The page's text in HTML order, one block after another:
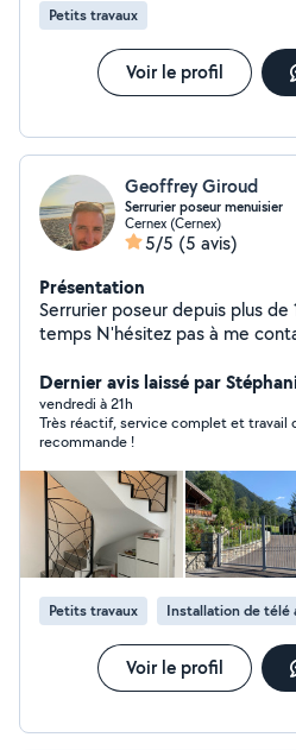
Petits travaux
Voir le profil
Geoffrey Giroud
Serrurier poseur menuisier
Cernex (Cernex)
5/5 (5 avis)
Présentation
Serrurier poseur depuis plus de 10 ans
temps N'hésitez pas à me
Dernier avis laissé par
vendredi à 21h
Très réactif, service complet et travail de qualité.Je
recommande !
Petits travaux Installation de télé
Voir le profil